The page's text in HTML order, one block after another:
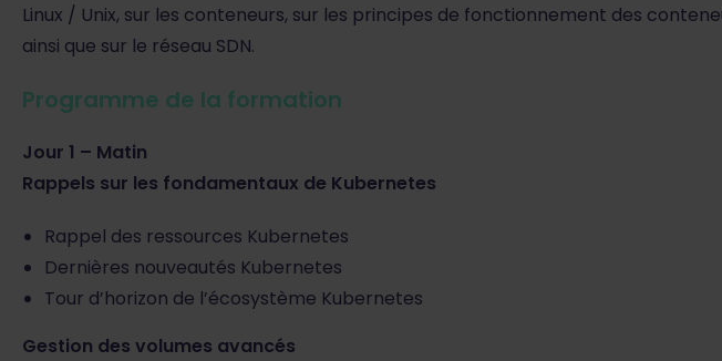
Linux / Unix, sur les conteneurs, sur les principes de fonctionnement des
ainsi que sur le réseau SDN.
Programme de la formation
Jour 1 – Matin
Rappels sur les fondamentaux de Kubernetes
Rappel des ressources Kubernetes
Dernières nouveautés Kubernetes
Tour d’horizon de l’écosystème Kubernetes
Gestion des volumes avancés